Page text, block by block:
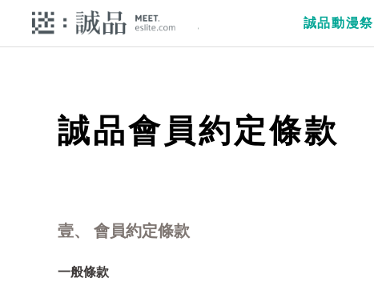
誠品動漫祭
誠品會員約定條款
壹、 會員約定條款
一般條款